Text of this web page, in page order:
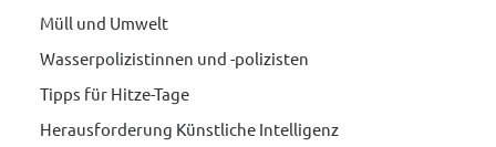
Müll und Umwelt
Wasserpolizistinnen und -polizisten
Tipps für Hitze-Tage
Herausforderung Künstliche Intelligenz